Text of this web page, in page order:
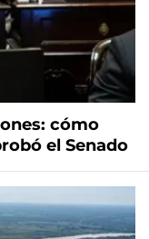
cómo
el Senado